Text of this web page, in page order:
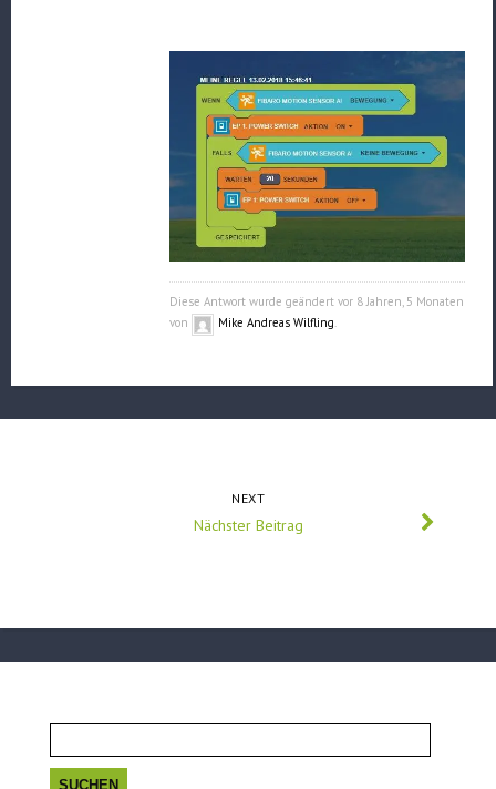
Diese Antwort wurde geändert vor 8 Jahren, 5 Monaten
von
Mike Andreas Wilfling.
NEXT
Nächster Beitrag